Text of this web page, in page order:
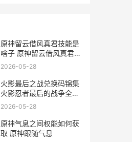
原神留云借风真君技能是
啥子 原神留云借风真君六
个火柱激活顺序
2026-05-28
火影最后之战兑换码锦集
火影忍者最后的战争全攻
略
2026-05-28
原神气息之间权能如何获
取 原神跟随气息